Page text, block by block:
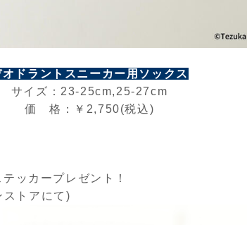
オドラントスニーカー用ソックス
サイズ：23-25cm,25-27cm
価 格：￥2,750(税込)
ッカープレゼント！
トアにて)